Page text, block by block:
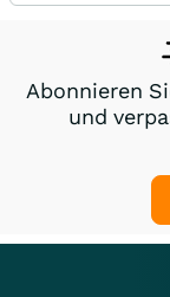
Abonnieren
und